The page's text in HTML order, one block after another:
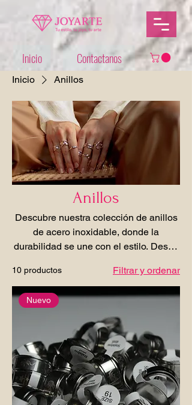
Inicio Contactanos
Inicio Anillos
Anillos
Descubre nuestra colección de anillos
de acero inoxidable, donde la
durabilidad se une con el estilo. Desde
precios asequibles.
10 productos Filtrar y ordenar
Nuevo